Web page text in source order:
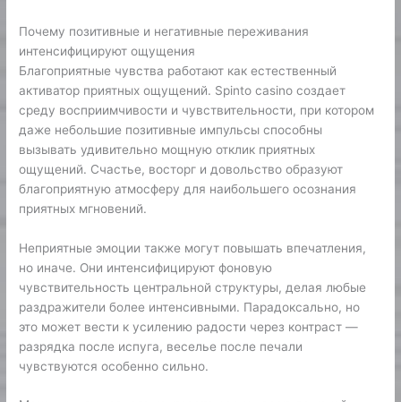
Почему позитивные и негативные переживания
интенсифицируют ощущения
Благоприятные чувства работают как естественный
активатор приятных ощущений. Spinto casino создает
среду восприимчивости и чувствительности, при котором
даже небольшие позитивные импульсы способны
вызывать удивительно мощную отклик приятных
ощущений. Счастье, восторг и довольство образуют
благоприятную атмосферу для наибольшего осознания
приятных мгновений.
Неприятные эмоции также могут повышать впечатления,
но иначе. Они интенсифицируют фоновую
чувствительность центральной структуры, делая любые
раздражители более интенсивными. Парадоксально, но
это может вести к усилению радости через контраст —
разрядка после испуга, веселье после печали
чувствуются особенно сильно.